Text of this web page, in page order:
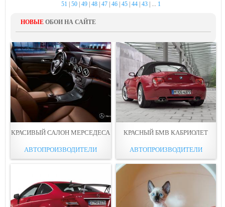
51
50| 49| 48| 47| 46| 45| 44| 43| ... 1
НОВЫЕ ОБОИ НА САЙТЕ
КРАСИВЫЙ САЛОН МЕРСЕДЕСА
АВТОПРОИЗВОДИТЕЛИ
КРАСНЫЙ БМВ КАБРИОЛЕТ
АВТОПРОИЗВОДИТЕЛИ